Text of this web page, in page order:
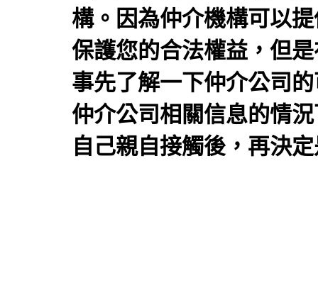
構。因為仲介機構可以
保護您的合法權益，但
事先了解一下仲介公司
仲介公司相關信息的情
自己親自接觸後，再決